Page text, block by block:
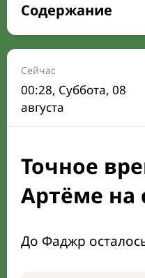
Содержание
Время намаза на
Расписание на месяц
Время Сухура и
Календарь
Направление
Сейчас
00:28, Суббота, 08
августа
Точное
Артёме на
До Фаджр